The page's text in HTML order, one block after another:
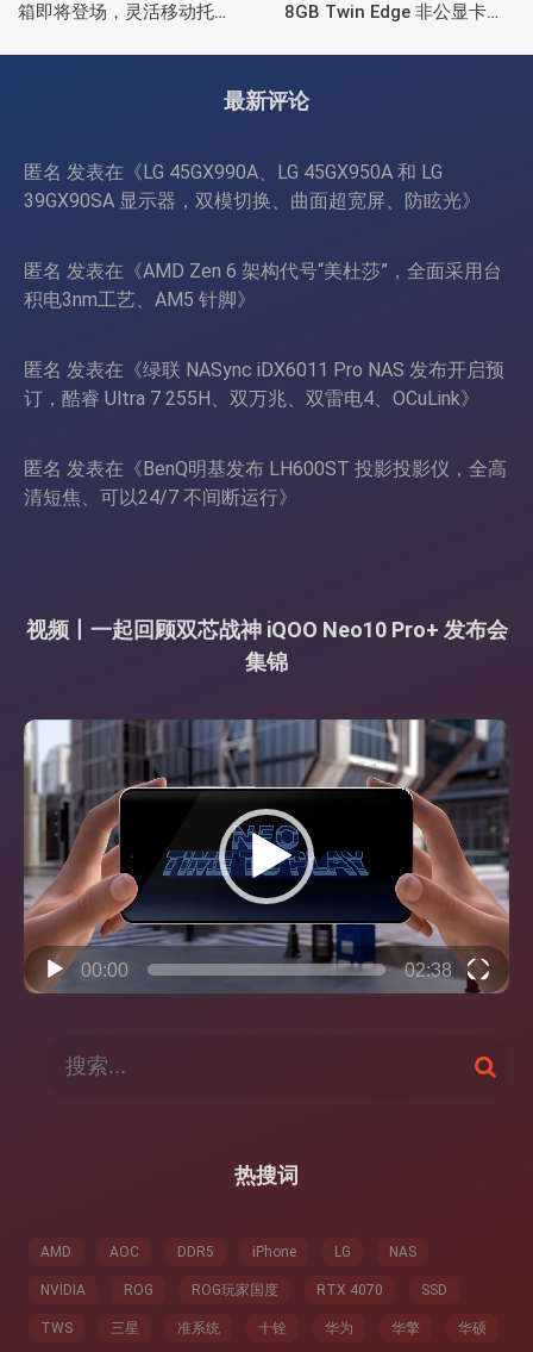
箱即将登场，灵活移动托
8GB Twin Edge 非公显卡，
最新评论
匿名 发表在《 LG 45GX990A、LG 45GX950A 和 LG
39GX90SA 显示器，双模切换、曲面超宽屏、防眩光》
匿名 发表在《AMD Zen 6 架构代号“美杜莎”，全面采用台
积电3nm工艺、AM5 针脚》
匿名 发表在《绿联 NASync iDX6011 Pro NAS 发布开启预
订，酷睿 Ultra 7 255H、双万兆、双雷电4、OCuLink》
匿名 发表在《 BenQ明基发布 LH600ST 投影投影仪，全高
清短焦、可以24/7 不间断运行》
视频丨一起回顾双芯战神 iQOO Neo10 Pro+ 发布会
集锦
视
频
播
放
器
00:00 02:38
搜
索
热搜词
AMD AOC DDR5 iPhone LG NAS
NVIDIA ROG ROG玩家国度 RTX 4070 SSD
TWS 三星 准系统 十铨 华为 华擎 华硕